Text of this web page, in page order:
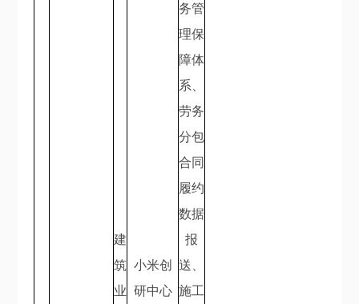
建
筑
业
小米创
研中心
务管
理保
障体
系、
劳务
分包
合同
履约
数据
报
送、
施工